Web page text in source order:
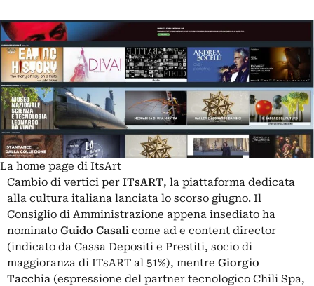
La home page di ItsArt
Cambio di vertici per ITsART, la piattaforma dedicata
alla cultura italiana lanciata lo scorso giugno. Il
Consiglio di Amministrazione appena insediato ha
nominato Guido Casali come ad e content director
(indicato da Cassa Depositi e Prestiti, socio di
maggioranza di ITsART al 51%), mentre Giorgio
Tacchia (espressione del partner tecnologico Chili Spa,